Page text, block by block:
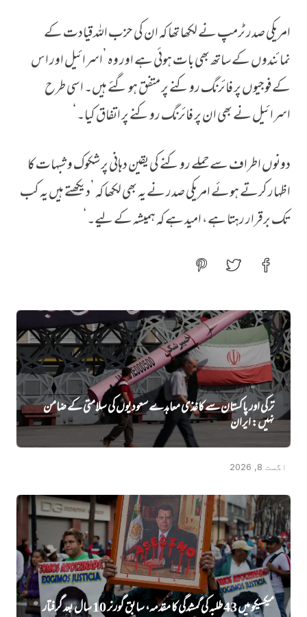
امریکی صدر ٹرمپ نے لکھا تھا کہ ان کی حزب اللہ قیادت کے
نمائندوں کے ساتھ بھی بات ہوئی ہے اور وہ ’اسرائیل اور اس
کے فوجیوں پر فائرنگ روکنے پر متفق ہو گئے ہیں۔ اسی طرح
اسرائیل نے بھی ان پر فائرنگ روکنے پر اتفاق کیا۔‘
دونوں اطراف سے حملے روکنے کی یقین دہانی پر شکوک و شبہات کا
اظہار کرتے ہوئے امریکی صدر نے یہ بھی لکھا کہ ’دیکھتے ہیں یہ کب
تک برقرار رہتا ہے، امید ہے کہ ہمیشہ کے لیے۔‘
ترکی اور پاکستان سے کاغذی معاہدے سعودیوں کی سلامتی کے ضامن
نہیں‌: ایران
اگست 8, 2026
میکسیکو میں 43 طلبہ کی گمشدگی کا مقدمہ، سابق گورنر 10 سال بعد گرفتار